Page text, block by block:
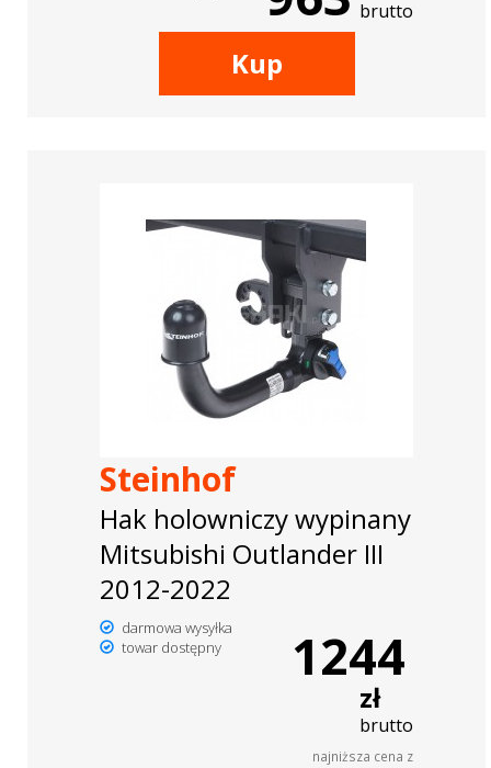
brutto
Kup
Steinhof
Hak holowniczy wypinany
Mitsubishi Outlander III
2012-2022
darmowa wysyłka
towar dostępny
1244
zł
brutto
najniższa cena z